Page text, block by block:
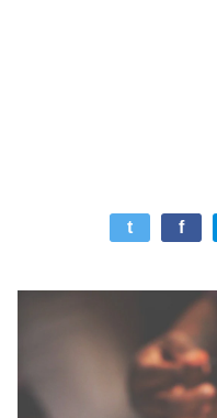
t f